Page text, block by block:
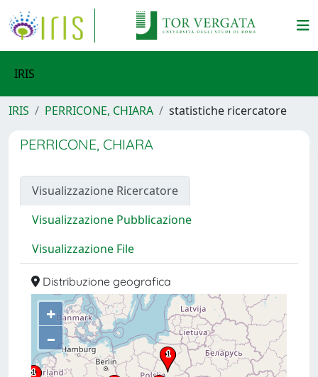
IRIS
IRIS PERRICONE, CHIARA statistiche ricercatore
PERRICONE, CHIARA
Visualizzazione Ricercatore
Visualizzazione Pubblicazione
Visualizzazione File
Distribuzione geografica
+
–